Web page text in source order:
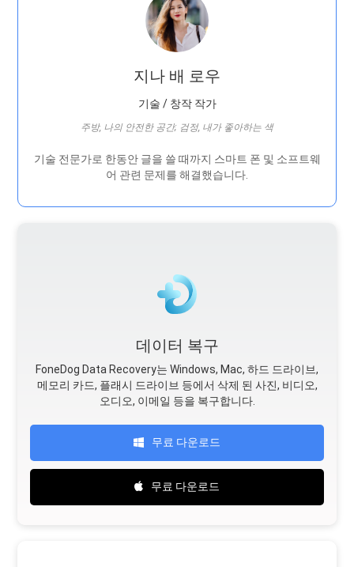
지나 배 로우
기술 / 창작 작가
주방, 나의 안전한 공간; 검정, 내가 좋아하는 색
기술 전문가로 한동안 글을 쓸 때까지 스마트 폰 및 소프트웨
어 관련 문제를 해결했습니다.
데이터 복구
FoneDog Data Recovery는 Windows, Mac, 하드 드라이브,
메모리 카드, 플래시 드라이브 등에서 삭제 된 사진, 비디오,
오디오, 이메일 등을 복구합니다.
무료 다운로드
무료 다운로드